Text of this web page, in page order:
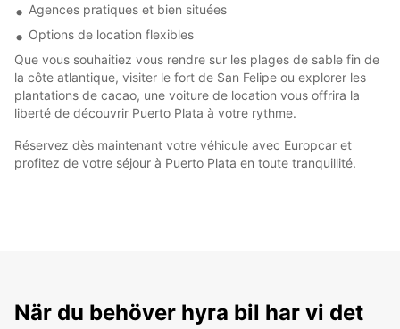
Agences pratiques et bien situées
Options de location flexibles
Que vous souhaitiez vous rendre sur les plages de sable fin de
la côte atlantique, visiter le fort de San Felipe ou explorer les
plantations de cacao, une voiture de location vous offrira la
liberté de découvrir Puerto Plata à votre rythme.
Réservez dès maintenant votre véhicule avec Europcar et
profitez de votre séjour à Puerto Plata en toute tranquillité.
När du behöver hyra bil har vi det